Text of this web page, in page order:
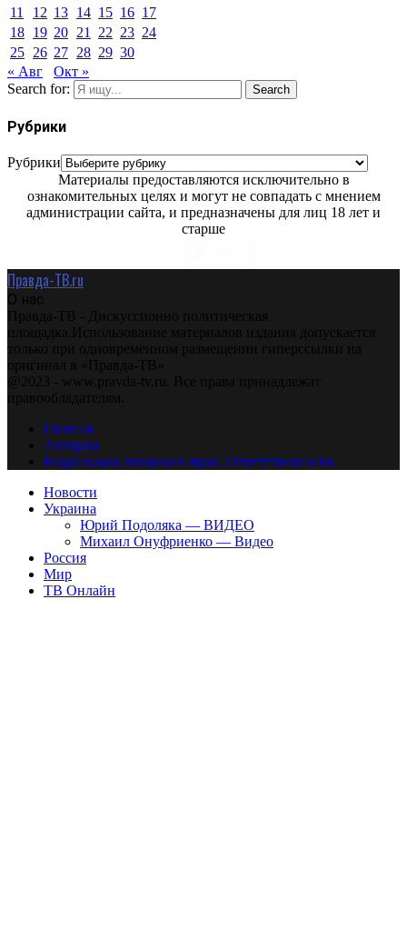
11
12 13 14 15 16 17
18 19 20 21 22 23 24
25 26 27 28 29 30
« Авг
Окт »
Search for:
Search
Рубрики
Рубрики
Материалы предоставляются исключительно в
ознакомительных целях и могут не совпадать с мнением
администрации сайта, и предназначены для лиц 18 лет и
старше
Правда-ТВ.ru
О нас
Правда-ТВ - Дискуссионно политическая
площадка.Использование материалов издания допускается
только при одновременном размещении гиперссылки на
оригинал в «Правда-ТВ»
@2023 - www.pravda-tv.ru. Все права принадлежат
правообладателям.
Главная
Авторам
Владельцам авторских прав. Ответственности.
Новости
Украина
Юрий Подоляка — ВИДЕО
Михаил Онуфриенко — Видео
Россия
Мир
ТВ Онлайн